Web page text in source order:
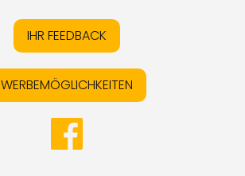
IHR FEEDBACK
WERBEMÖGLICHKEITEN